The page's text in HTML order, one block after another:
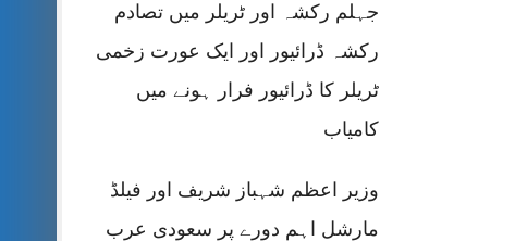
جہلم رکشہ اور ٹریلر میں تصادم
رکشہ ڈرائیور اور ایک عورت زخمی
ٹریلر کا ڈرائیور فرار ہونے میں
کامیاب
وزیر اعظم شہباز شریف اور فیلڈ
مارشل اہم دورے پر سعودی عرب